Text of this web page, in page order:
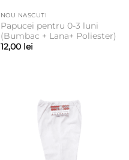
NOU NASCUTI
Papucei pentru 0-3 luni
(Bumbac + Lana+ Poliester)
12,00 lei